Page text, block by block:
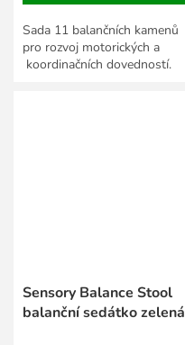
Sada 11 balančních kamenů
pro rozvoj motorických a
koordinačních dovedností.
Sensory Balance Stool
balanční sedátko zelená